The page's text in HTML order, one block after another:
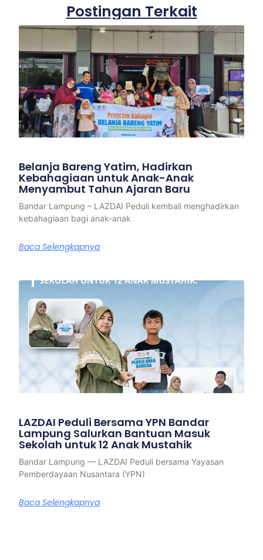
Postingan Terkait
Belanja Bareng Yatim, Hadirkan
Kebahagiaan untuk Anak-Anak
Menyambut Tahun Ajaran Baru
Bandar Lampung – LAZDAI Peduli kembali menghadirkan
kebahagiaan bagi anak-anak
Baca Selengkapnya
LAZDAI Peduli Bersama YPN Bandar
Lampung Salurkan Bantuan Masuk
Sekolah untuk 12 Anak Mustahik
Bandar Lampung — LAZDAI Peduli bersama Yayasan
Pemberdayaan Nusantara (YPN)
Baca Selengkapnya